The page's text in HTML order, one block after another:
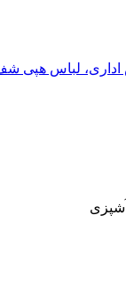
لباس هپی